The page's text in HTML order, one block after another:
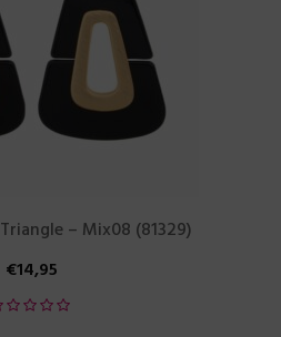
– Mix08 (81329)
€14,95